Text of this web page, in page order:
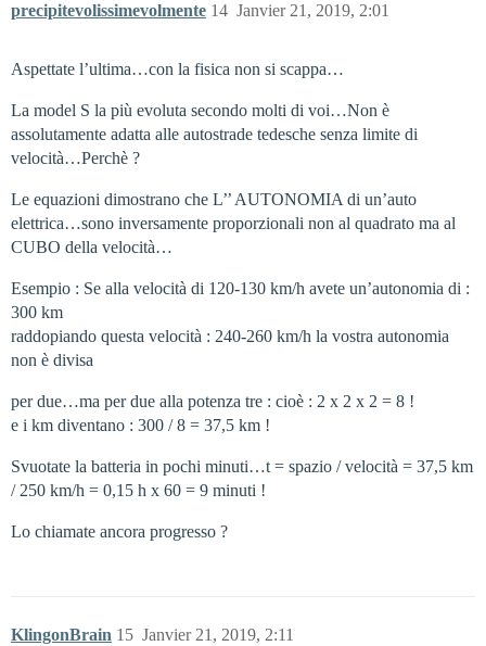
precipitevolissimevolmente Janvier 21, 2019, 2:01
14
Aspettate l’ultima…con la fisica non si scappa…
La model S la più evoluta secondo molti di voi…Non è
assolutamente adatta alle autostrade tedesche senza limite di
velocità…Perchè ?
Le equazioni dimostrano che L’’ AUTONOMIA di un’auto
elettrica…sono inversamente proporzionali non al quadrato ma al
CUBO della velocità…
Esempio : Se alla velocità di 120-130 km/h avete un’autonomia di :
300 km
raddopiando questa velocità : 240-260 km/h la vostra autonomia
non è divisa
per due…ma per due alla potenza tre : cioè : 2 x 2 x 2 = 8 !
e i km diventano : 300 / 8 = 37,5 km !
Svuotate la batteria in pochi minuti…t = spazio / velocità = 37,5 km
/ 250 km/h = 0,15 h x 60 = 9 minuti !
Lo chiamate ancora progresso ?
KlingonBrain Janvier 21, 2019, 2:11
15